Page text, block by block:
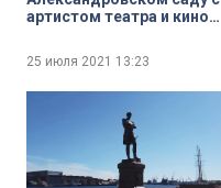
артистом театра и кино
25 июля 2021 13:23